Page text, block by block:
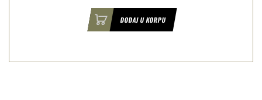
DODAJ U KORPU